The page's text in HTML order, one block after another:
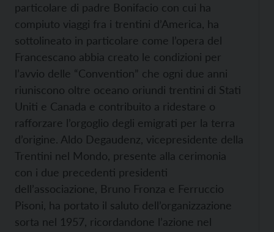
particolare di padre Bonifacio con cui ha
compiuto viaggi fra i trentini d’America, ha
sottolineato in particolare come l’opera del
Francescano abbia creato le condizioni per
l’avvio delle “Convention” che ogni due anni
riuniscono oltre oceano oriundi trentini di Stati
Uniti e Canada e contribuito a ridestare o
rafforzare l’orgoglio degli emigrati per la terra
d’origine. Aldo Degaudenz, vicepresidente della
Trentini nel Mondo, presente alla cerimonia
con i due precedenti presidenti
dell’associazione, Bruno Fronza e Ferruccio
Pisoni, ha portato il saluto dell’organizzazione
sorta nel 1957, ricordandone l’azione nel